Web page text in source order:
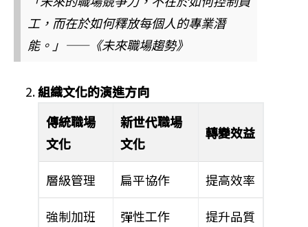
工，而在於如何釋放每個人的專業潛
能。」——《未來職場趨勢》
組織文化的演進方向
傳統職場
文化
新世代職場
文化
轉變效益
層級管理 扁平協作 提高效率
強制加班 彈性工作 提升品質